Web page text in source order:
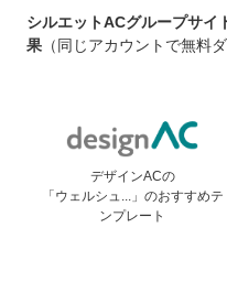
シルエットACグループサイ
果 （同じアカウントで無料
デザインACの
「ウェルシュ...」のおすすめテ
ンプレート